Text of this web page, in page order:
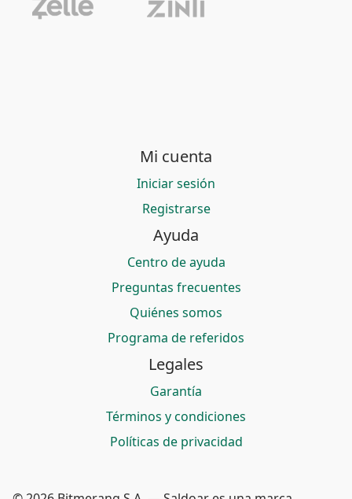
Mi cuenta
Iniciar sesión
Registrarse
Ayuda
Centro de ayuda
Preguntas frecuentes
Quiénes somos
Programa de referidos
Legales
Garantía
Términos y condiciones
Políticas de privacidad